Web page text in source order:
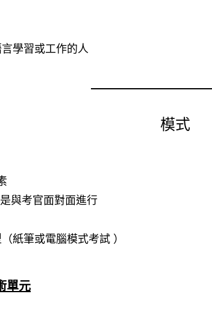
學習或工作的人
模式
與考官面對面進行
紙筆或電腦模式考試 ）
單元